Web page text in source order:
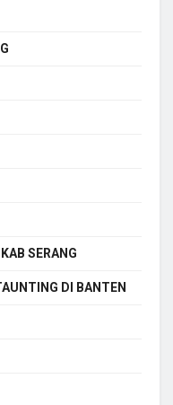
SERANG
DI BANTEN